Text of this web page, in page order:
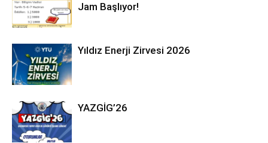
Jam Başlıyor!
Yıldız Enerji Zirvesi 2026
YAZGİG’26